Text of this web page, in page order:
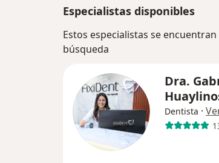
Especialistas disponibles
Estos especialistas se
búsqueda
Dra.
Dentista ·